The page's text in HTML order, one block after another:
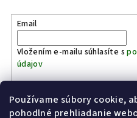
Používame súbory cookie,
pohodlné prehliadanie
Email
Vložením e-mailu súhlasíte s
údajov
Prihlásiť sa